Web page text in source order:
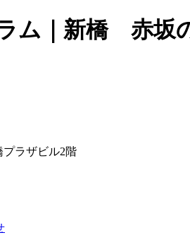
ム｜新橋 赤坂
プラザビル2階